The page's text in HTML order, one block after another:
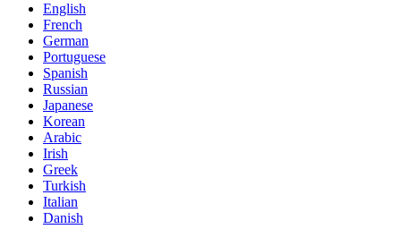
English
French
German
Portuguese
Spanish
Russian
Japanese
Korean
Arabic
Irish
Greek
Turkish
Italian
Danish